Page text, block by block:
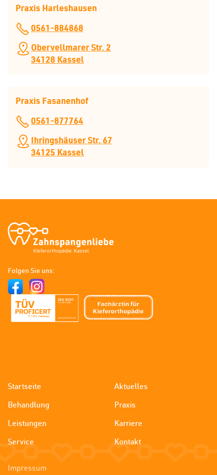
Praxis Harleshausen
0561-884868
Obervellmarer Str. 2
34128 Kassel
Praxis Fasanenhof
0561-877764
Ihringshäuser Str. 67
34125 Kassel
-
Kieferorthopädie
Kassel
Folgen Sie uns:
Startseite
Behandlung
Leistungen
Service
Aktuelles
Praxis
Karriere
Kontakt
Impressum